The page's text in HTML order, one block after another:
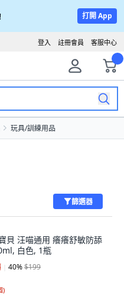
打開 App
客服中心
註冊會員
登入
玩具/訓練用品
篩選器
貝 汪喵通用 癢癢舒敏防舔
白色, 1瓶
40%$199
)